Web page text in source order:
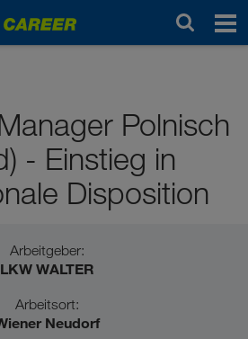
Polnisch
- Einstieg in
Disposition
Arbeitgeber:
LKW WALTER
Arbeitsort:
Neudorf